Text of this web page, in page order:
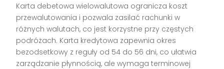
Karta debetowa wielowalutowa ogranicza koszt
przewalutowania i pozwala zasilać rachunki w
różnych walutach, co jest korzystne przy częstych
podróżach. Karta kredytowa zapewnia okres
bezodsetkowy z reguły od 54 do 56 dni, co ułatwia
zarządzanie płynnością, ale wymaga terminowej